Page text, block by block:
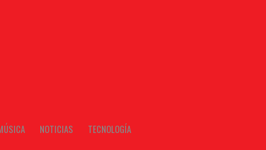
NOTICIAS TECNOLOGÍA